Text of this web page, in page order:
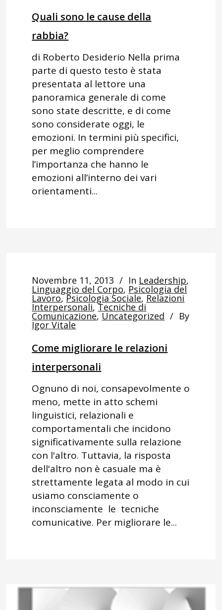
Quali sono le cause della
rabbia?
di Roberto Desiderio Nella prima
parte di questo testo è stata
presentata al lettore una
panoramica generale di come
sono state descritte, e di come
sono considerate oggi, le
emozioni. In termini più specifici,
per meglio comprendere
l’importanza che hanno le
emozioni all’interno dei vari
orientamenti...
Novembre 11, 2013 In Leadership,
Linguaggio del Corpo, Psicologia del
Lavoro,Psicologia Sociale, Relazioni
Interpersonali,Tecniche di
Comunicazione, Uncategorized By
Igor Vitale
Come migliorare le relazioni
interpersonali
Ognuno di noi, consapevolmente o
meno, mette in atto schemi
linguistici, relazionali e
comportamentali che incidono
significativamente sulla relazione
con l'altro. Tuttavia, la risposta
dell'altro non è casuale ma è
strettamente legata al modo in cui
usiamo consciamente o
inconsciamente le tecniche
comunicative. Per migliorare le...